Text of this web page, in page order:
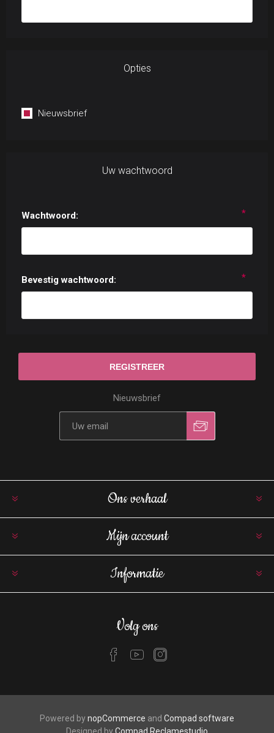
Opties
Nieuwsbrief
Uw wachtwoord
Wachtwoord: *
Bevestig wachtwoord: *
Nieuwsbrief
Ons verhaal
Mijn account
Informatie
Volg ons
Powered bynopCommerce and Compad software